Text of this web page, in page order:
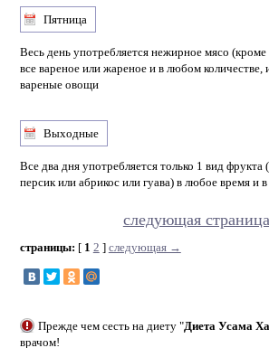
Пятница
Весь день употребляется нежирное мясо
все вареное или жареное и в любом количестве,
вареные овощи
Выходные
Все два дня употребляется только 1 вид фрукта
персик или абрикос или гуава) в любое время и
следующая
страницы: [ 1 2 ] следующая →
Прежде чем сесть на диету "Диета Усама
врачом!